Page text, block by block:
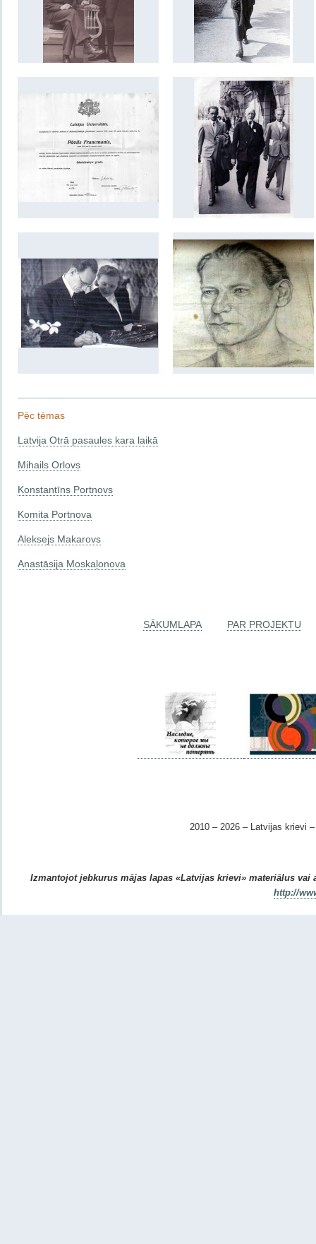
Pēc tēmas
Latvija Otrā pasaules kara laikā
Mihails Orlovs
Konstantīns Portnovs
Komita Portnova
Aleksejs Makarovs
Anastāsija Moskaļonova
SĀKUMLAPA PAR PROJEKTU
2010 – 2026 – Latvijas krievi –
Izmantojot jebkurus mājas lapas «Latvijas krievi» materiālus
http://